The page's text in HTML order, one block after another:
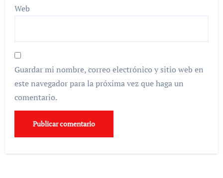
Web
Guardar mi nombre, correo electrónico y sitio web en
este navegador para la próxima vez que haga un
comentario.